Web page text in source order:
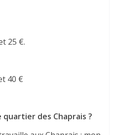
25 €.
40 €
des Chaprais ?